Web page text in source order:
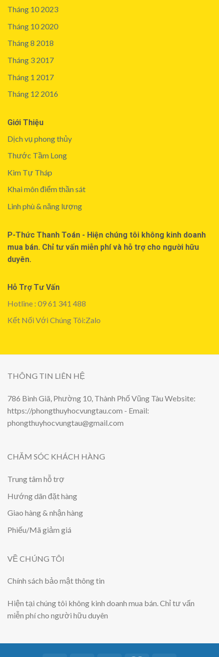
Tháng 10 2023
Tháng 10 2020
Tháng 8 2018
Tháng 3 2017
Tháng 1 2017
Tháng 12 2016
Giới Thiệu
Dịch vụ phong thủy
Thước Tầm Long
Kim Tự Tháp
Khai môn điểm thần sát
Linh phù & năng lượng
P-Thức Thanh Toán - Hiện chúng tôi không kinh doanh
mua bán. Chỉ tư vấn miễn phí và hỗ trợ cho người hữu
duyên.
Hỗ Trợ Tư Vấn
Hotline : 09 61 341 488
Kết Nối Với Chúng Tôi:Zalo
THÔNG TIN LIÊN HỆ
786 Bình Giã, Phường 10, Thành Phố Vũng Tàu Website:
https://phongthuyhocvungtau.com - Email:
phongthuyhocvungtau@gmail.com
CHĂM SÓC KHÁCH HÀNG
Trung tâm hỗ trợ
Hướng dãn đặt hàng
Giao hàng & nhận hàng
Phiếu/Mã giảm giá
VỀ CHÚNG TÔI
Chính sách bảo mật thông tin
Hiện tại chúng tôi không kinh doanh mua bán. Chỉ tư vấn
miễn phí cho người hữu duyên